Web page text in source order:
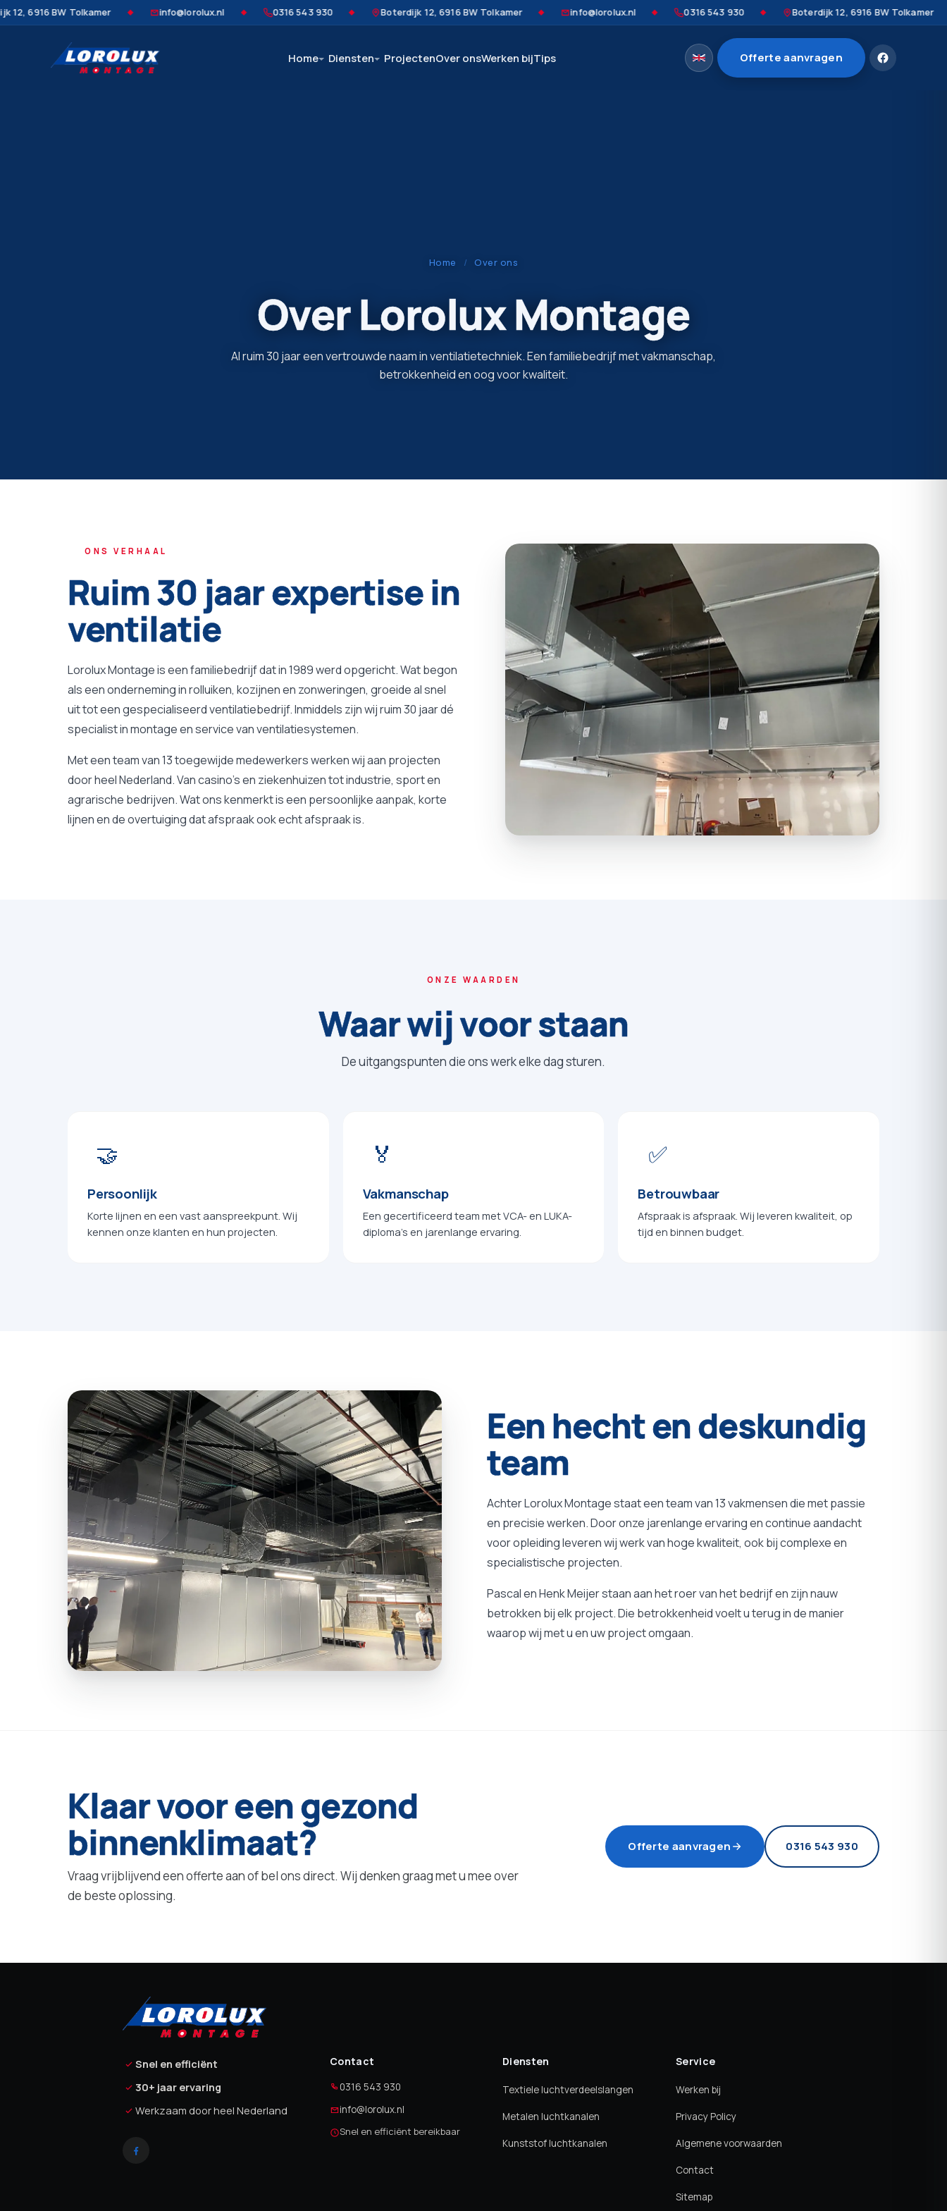
BW Tolkamer ◆ info@lorolux.nl ◆ 0316 543 930 ◆ Boterdijk 12, 6916 BW Tolkamer ◆ info@lorolux.nl ◆ 0316 543 930 ◆ Boterdijk 12, 6916 BW Tolkamer ◆
Home Diensten ProjectenOver onsWerken bijTips Offerte aanvragen
Home / Over ons
Over Lorolux Montage
Al ruim 30 jaar een vertrouwde naam in ventilatietechniek. Een familiebedrijf met vakmanschap,
betrokkenheid en oog voor kwaliteit.
ONS VERHAAL
Ruim30 jaarexpertisein
ventilatie
Lorolux Montage is een familiebedrijf dat in 1989 werd opgericht. Wat begon
als een onderneming in rolluiken, kozijnen en zonweringen, groeide al snel
uit tot een gespecialiseerd ventilatiebedrijf. Inmiddels zijn wij ruim 30 jaar dé
specialist in montage en service van ventilatiesystemen.
Met een team van 13 toegewijde medewerkers werken wij aan projecten
door heel Nederland. Van casino’s en ziekenhuizen tot industrie, sport en
agrarische bedrijven. Wat ons kenmerkt is een persoonlijke aanpak, korte
lijnen en de overtuiging dat afspraak ook echt afspraak is.
ONZE WAARDEN
Waarwijvoorstaan
De uitgangspunten die ons werk elke dag sturen.
🤝
Persoonlijk
Korte lijnen en een vast aanspreekpunt. Wij
kennen onze klanten en hun projecten.
🏅
Vakmanschap
Een gecertificeerd team met VCA- en LUKA-
diploma’s en jarenlange ervaring.
✅
Betrouwbaar
Afspraak is afspraak. Wij leveren kwaliteit, op
tijd en binnen budget.
Eenhechtendeskundig
team
Achter Lorolux Montage staat een team van 13 vakmensen die met passie
en precisie werken. Door onze jarenlange ervaring en continue aandacht
voor opleiding leveren wij werk van hoge kwaliteit, ook bij complexe en
specialistische projecten.
Pascal en Henk Meijer staan aan het roer van het bedrijf en zijn nauw
betrokken bij elk project. Die betrokkenheid voelt u terug in de manier
waarop wij met u en uw project omgaan.
Klaarvooreengezond
binnenklimaat?
Vraag vrijblijvend een offerte aan of bel ons direct. Wij denken graag met u mee over
de beste oplossing.
Offerte aanvragen 0316 543 930
Snel en efficiënt
30+ jaar ervaring
Werkzaam door heel Nederland
Contact
0316 543 930
info@lorolux.nl
Snel en efficiënt bereikbaar
Diensten
Textiele luchtverdeelslangen
Metalen luchtkanalen
Kunststof luchtkanalen
Service
Werken bij
Privacy Policy
Algemene voorwaarden
Contact
Sitemap